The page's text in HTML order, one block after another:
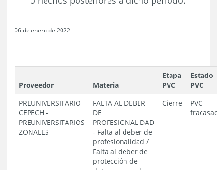
06 de enero de 2022
Proveedor Materia
Etapa
PVC
Estado
PVC
PREUNIVERSITARIO
CEPECH -
PREUNIVERSITARIOS
ZONALES
FALTA AL DEBER
DE
PROFESIONALIDAD
- Falta al deber de
profesionalidad /
Falta al deber de
protección de
Cierre
PVC